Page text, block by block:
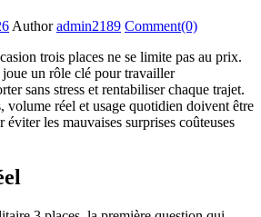
Author admin2189 Comment(0)
trois places ne se limite pas au prix.
joue un rôle clé pour travailler
sans stress et rentabiliser chaque trajet.
volume réel et usage quotidien doivent être
éviter les mauvaises surprises coûteuses